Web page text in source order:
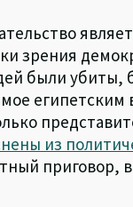
зрения
были
из
приговор,